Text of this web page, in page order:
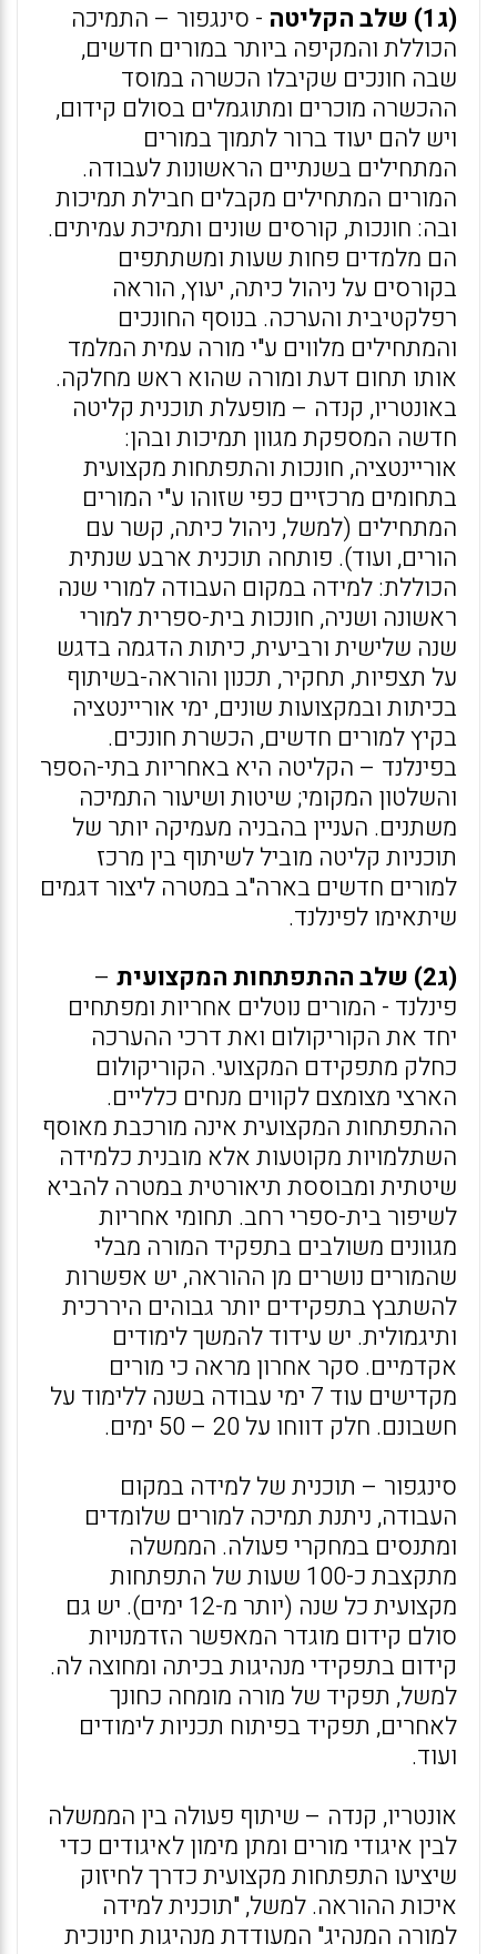
(ג1) שלב הקליטה
- סינגפור – התמיכה
הכוללת והמקיפה ביותר במורים חדשים,
שבה חונכים שקיבלו הכשרה במוסד
ההכשרה מוכרים ומתוגמלים בסולם קידום,
ויש להם יעוד ברור לתמוך במורים
המתחילים בשנתיים הראשונות לעבודה.
המורים המתחילים מקבלים חבילת תמיכות
ובה: חונכות, קורסים שונים ותמיכת עמיתים.
הם מלמדים פחות שעות ומשתתפים
בקורסים על ניהול כיתה, יעוץ, הוראה
רפלקטיבית והערכה. בנוסף החונכים
והמתחילים מלווים ע"י מורה עמית המלמד
אותו תחום דעת ומורה שהוא ראש מחלקה.
באונטריו, קנדה – מופעלת תוכנית קליטה
חדשה המספקת מגוון תמיכות ובהן:
אוריינטציה, חונכות והתפתחות מקצועית
בתחומים מרכזיים כפי שזוהו ע"י המורים
המתחילים (למשל, ניהול כיתה, קשר עם
הורים, ועוד). פותחה תוכנית ארבע שנתית
הכוללת: למידה במקום העבודה למורי שנה
ראשונה ושניה, חונכות בית-ספרית למורי
שנה שלישית ורביעית, כיתות הדגמה בדגש
על תצפיות, תחקיר, תכנון והוראה-בשיתוף
בכיתות ובמקצועות שונים, ימי אוריינטציה
בקיץ למורים חדשים, הכשרת חונכים.
בפינלנד – הקליטה היא באחריות בתי-הספר
והשלטון המקומי; שיטות ושיעור התמיכה
משתנים. העניין בהבניה מעמיקה יותר של
תוכניות קליטה מוביל לשיתוף בין מרכז
למורים חדשים בארה"ב במטרה ליצור דגמים
שיתאימו לפינלנד.
(ג2) שלב ההתפתחות המקצועית
–
פינלנד - המורים נוטלים אחריות ומפתחים
יחד את הקוריקולום ואת דרכי ההערכה
כחלק מתפקידם המקצועי. הקוריקולום
הארצי מצומצם לקווים מנחים כלליים.
ההתפתחות המקצועית אינה מורכבת מאוסף
השתלמויות מקוטעות אלא מובנית כלמידה
שיטתית ומבוססת תיאורטית במטרה להביא
לשיפור בית-ספרי רחב. תחומי אחריות
מגוונים משולבים בתפקיד המורה מבלי
שהמורים נושרים מן ההוראה, יש אפשרות
להשתבץ בתפקידים יותר גבוהים היררכית
ותיגמולית. יש עידוד להמשך לימודים
אקדמיים. סקר אחרון מראה כי מורים
מקדישים עוד 7 ימי עבודה בשנה ללימוד על
חשבונם. חלק דווחו על 20 – 50 ימים.
סינגפור – תוכנית של למידה במקום
העבודה, ניתנת תמיכה למורים שלומדים
ומתנסים במחקרי פעולה. הממשלה
מתקצבת כ-100 שעות של התפתחות
מקצועית כל שנה (יותר מ-12 ימים). יש גם
סולם קידום מוגדר המאפשר הזדמנויות
קידום בתפקידי מנהיגות בכיתה ומחוצה לה.
למשל, תפקיד של מורה מומחה כחונך
לאחרים, תפקיד בפיתוח תכניות לימודים
ועוד.
אונטריו, קנדה – שיתוף פעולה בין הממשלה
לבין איגודי מורים ומתן מימון לאיגודים כדי
שיציעו התפתחות מקצועית כדרך לחיזוק
איכות ההוראה. למשל, "תוכנית למידה
למורה המנהיג" המעודדת מנהיגות חינוכית